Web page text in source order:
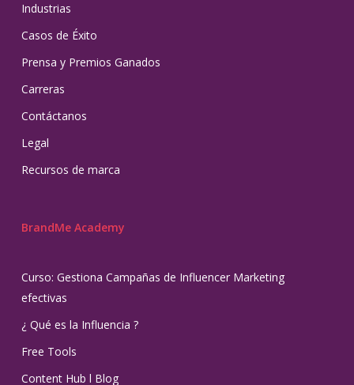
Industrias
Casos de Éxito
Prensa y Premios Ganados
Carreras
Contáctanos
Legal
Recursos de marca
BrandMe Academy
Curso: Gestiona Campañas de Influencer Marketing
efectivas
¿ Qué es la Influencia ?
Free Tools
Content Hub l Blog